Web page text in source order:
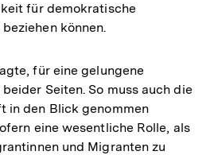
für demokratische
können.
für eine gelungene
Seiten. So muss auch die
in den Blick genommen
eine wesentliche Rolle, als
und Migranten zu